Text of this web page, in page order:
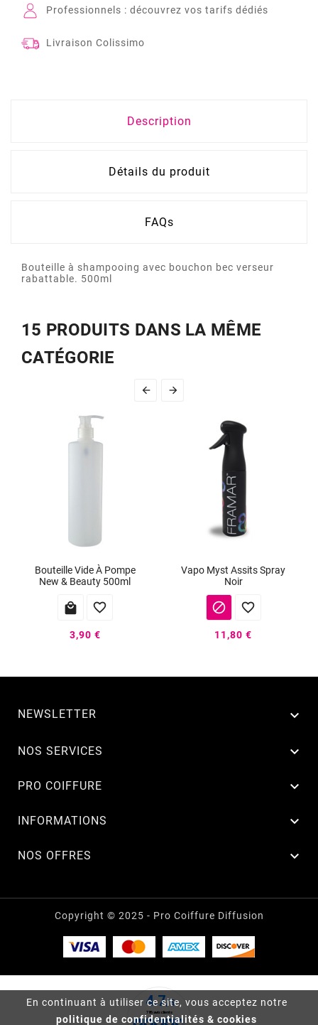
En continuant à utiliser ce site, vous acceptez notre
politique de confidentialités & cookies
Professionnels : découvrez vos tarifs dédiés
Livraison Colissimo
Description
Détails du produit
FAQs
Bouteille à shampooing avec bouchon bec verseur
rabattable. 500ml
15 PRODUITS DANS LA MÊME
CATÉGORIE
 
Bouteille Vide À Pompe
New & Beauty 500ml
 
3,90 €
Vapo Myst Assits Spray
Noir
 
11,80 €
NEWSLETTER 
NOS SERVICES 
PRO COIFFURE 
INFORMATIONS 
NOS OFFRES 
Copyright © 2025 - Pro Coiffure Diffusion